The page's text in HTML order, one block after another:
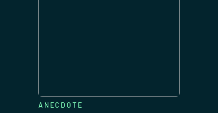
ANECDOTE